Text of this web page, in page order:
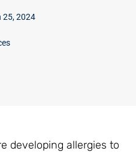
25, 2024
developing allergies to